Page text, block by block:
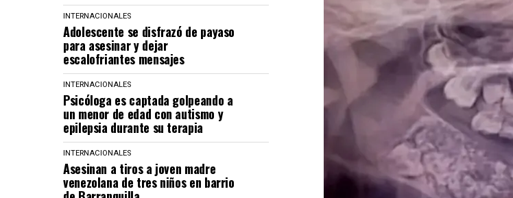
INTERNACIONALES
Adolescente se disfrazó de payaso
para asesinar y dejar
escalofriantes mensajes
INTERNACIONALES
Psicóloga es captada golpeando a
un menor de edad con autismo y
epilepsia durante su terapia
INTERNACIONALES
Asesinan a tiros a joven madre
venezolana de tres niños en barrio